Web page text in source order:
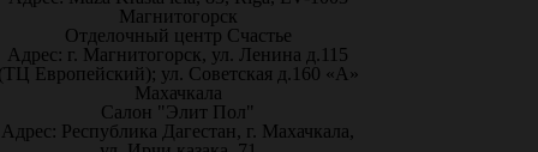
Магнитогорск
Отделочный центр Счастье
Адрес: г. Магнитогорск, ул. Ленина д.115
Европейский); ул. Советская д.160 «А»
Махачкала
Салон "Элит Пол"
Адрес: Республика Дагестан, г. Махачкала,